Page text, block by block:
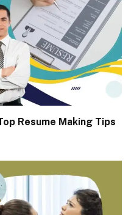
Resume Making Tips